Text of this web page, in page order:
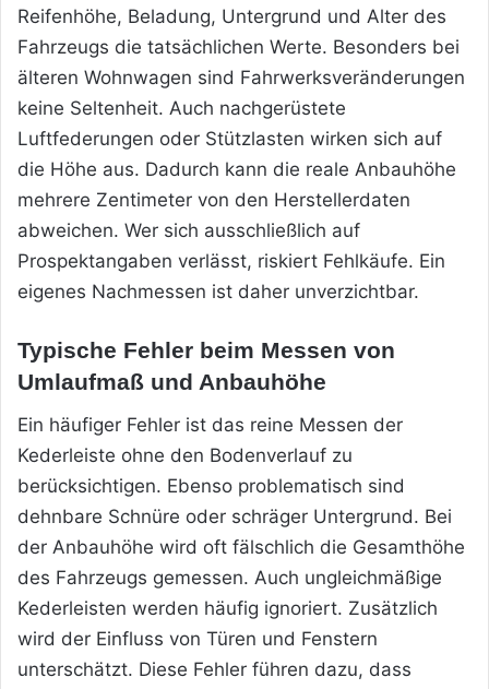
Reifenhöhe, Beladung, Untergrund und Alter des
Fahrzeugs die tatsächlichen Werte. Besonders bei
älteren Wohnwagen sind Fahrwerksveränderungen
keine Seltenheit. Auch nachgerüstete
Luftfederungen oder Stützlasten wirken sich auf
die Höhe aus. Dadurch kann die reale Anbauhöhe
mehrere Zentimeter von den Herstellerdaten
abweichen. Wer sich ausschließlich auf
Prospektangaben verlässt, riskiert Fehlkäufe. Ein
eigenes Nachmessen ist daher unverzichtbar.
Typische Fehler beim Messen von
Umlaufmaß und Anbauhöhe
Ein häufiger Fehler ist das reine Messen der
Kederleiste ohne den Bodenverlauf zu
berücksichtigen. Ebenso problematisch sind
dehnbare Schnüre oder schräger Untergrund. Bei
der Anbauhöhe wird oft fälschlich die Gesamthöhe
des Fahrzeugs gemessen. Auch ungleichmäßige
Kederleisten werden häufig ignoriert. Zusätzlich
wird der Einfluss von Türen und Fenstern
unterschätzt. Diese Fehler führen dazu, dass